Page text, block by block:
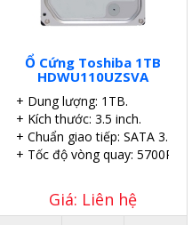
Ổ Cứng Toshiba 1TB
HDWU110UZSVA
+ Dung lượng: 1TB.
+ Kích thước: 3.5 inch.
+ Chuẩn giao tiếp: SATA 3.
+ Tốc độ vòng quay:
Giá: Liên hệ